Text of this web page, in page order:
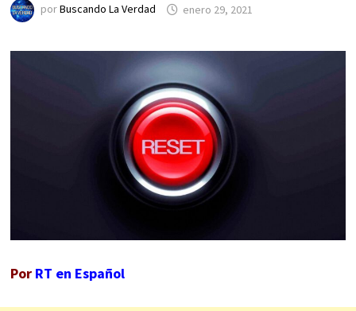
porBuscando La Verdad enero 29, 2021
Por RT en Español